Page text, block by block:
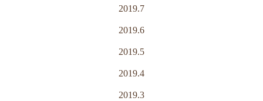
2019.7
2019.6
2019.5
2019.4
2019.3